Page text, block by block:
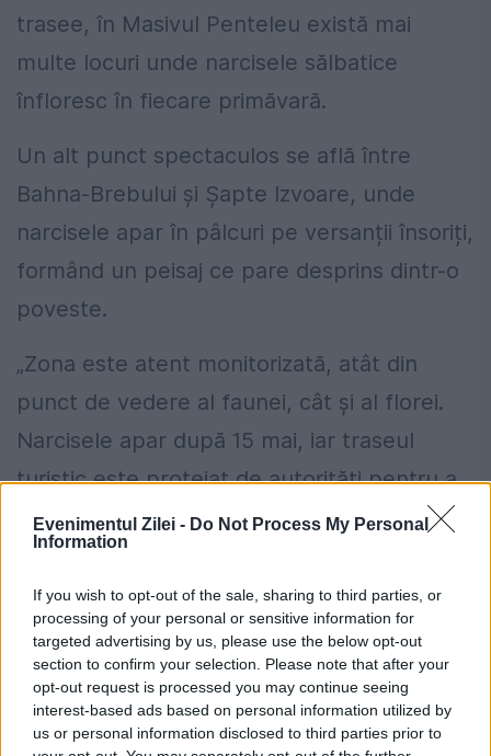
Evenimentul Zilei - Do Not Process My Personal
Information
If you wish to opt-out of the sale, sharing to third parties, or
processing of your personal or sensitive information for
targeted advertising by us, please use the below opt-out
section to confirm your selection. Please note that after your
opt-out request is processed you may continue seeing
interest-based ads based on personal information utilized by
us or personal information disclosed to third parties prior to
trasee, în Masivul Penteleu există mai
multe locuri unde narcisele sălbatice
înfloresc în fiecare primăvară.
Un alt punct spectaculos se află între
Bahna-Brebului și Șapte Izvoare, unde
narcisele apar în pâlcuri pe versanții însoriți,
formând un peisaj ce pare desprins dintr-o
poveste.
„Zona este atent monitorizată, atât din
punct de vedere al faunei, cât și al florei.
Narcisele apar după 15 mai, iar traseul
turistic este protejat de autorități pentru a
menține echilibrul natural”, explică
Constantin Cotici, șeful Ocolului Silvic Gura
Teghii.